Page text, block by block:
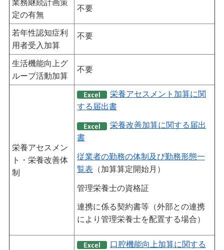
業務継続計画策
定の有無
不要
若年性認知症利
用者受入加算
不要
生活機能向上グ
ループ活動加算
不要
栄養アセスメン
ト・栄養改善体
制
栄養アセスメント加算に関
する届出書
栄養改善加算に関する届出
書
従業者の勤務の体制及び勤務形態一
覧表 （加算算定開始月）
管理栄養士の資格証
連携に係る契約書等（外部との連携
により管理栄養士を配置する場合）
口腔機能向上加算に関する